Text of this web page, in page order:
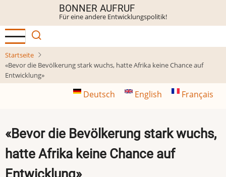
Inhalt
BONNER AUFRUF
Für eine andere Entwicklungspolitik!
Startseite
«Bevor die Bevölkerung stark wuchs, hatte Afrika keine Chance auf
Entwicklung»
Deutsch English Français
«Bevor die Bevölkerung stark wuchs,
hatte Afrika keine Chance auf
Entwicklung»